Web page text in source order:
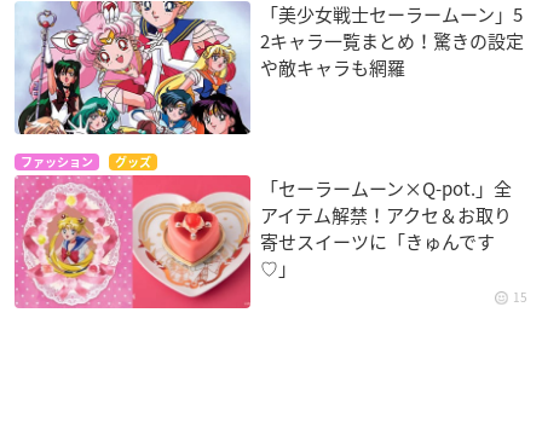
「美少女戦士セーラームーン」5
2キャラ一覧まとめ！驚きの設定
や敵キャラも網羅
ファッション グッズ
「セーラームーン×Q-pot.」全
アイテム解禁！アクセ＆お取り
寄せスイーツに「きゅんです
♡」
15